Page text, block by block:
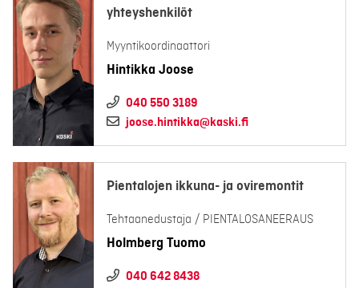
yhteyshenkilöt
Myyntikoordinaattori
Hintikka Joose
040 550 3189
joose.hintikka@kaski.fi
Pientalojen ikkuna- ja oviremontit
Tehtaanedustaja / PIENTALOSANEERAUS
Holmberg Tuomo
040 642 8438